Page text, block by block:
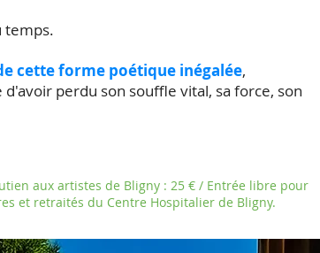
temps.
cette forme poétique inégalée,
perdu son souffle vital, sa force, son
aux artistes de Bligny : 25 € / Entrée libre pour
et retraités du Centre Hospitalier de Bligny.